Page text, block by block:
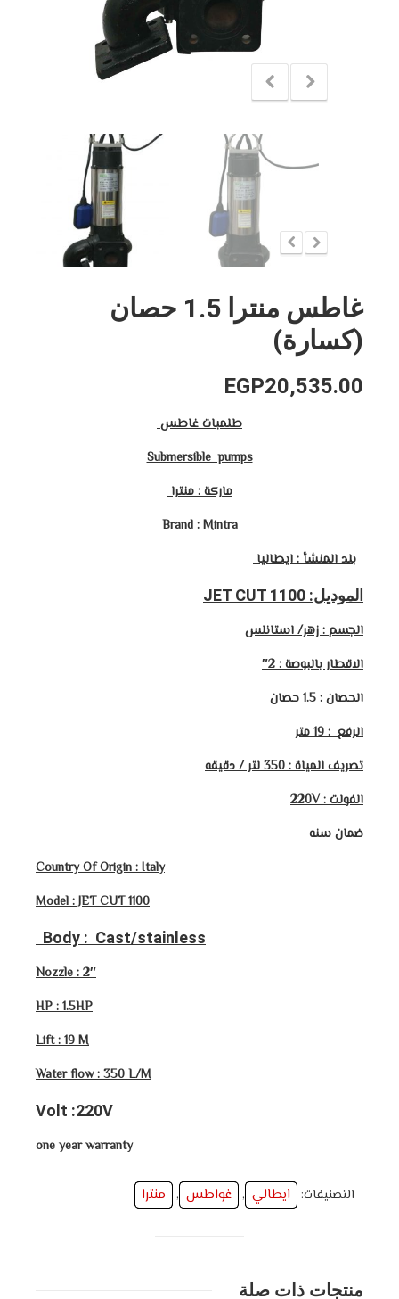
غاطس منترا 1.5 حصان
(كسارة)
EGP20,535.00
طلمبات غاطس
Submersible pumps
ماركة : منترا
Brand : Mintra
بلد المنشأ : ايطاليا
الموديل: JET CUT 1100
الجسم : زهر/ استانلس
الاقطار بالبوصة : 2″
الحصان : 1.5 حصان
الرفع : 19
متر
تصريف المياة : 350 لتر / دقيقه
الفولت : 220V
ضمان سنه
Country Of Origin : Italy
Model : JET CUT 1100
Body : Cast/stainless
Nozzle : 2″
HP : 1.5HP
Lift : 19 M
Water flow : 350 L/M
Volt :220V
one year warranty
التصنيفات: ايطالي , غواطس , منترا
منتجات ذات صلة